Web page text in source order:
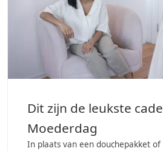
Dit zijn de leukste
Moederdag
In plaats van een douchepakket